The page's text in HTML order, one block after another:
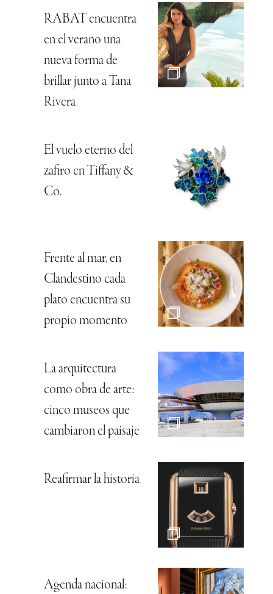
RABAT encuentra
en el verano una
nueva forma de
brillar junto a Tana
Rivera
El vuelo eterno del
zafiro en Tiffany &
Co.
Frente al mar, en
Clandestino cada
plato encuentra su
propio momento
La arquitectura
como obra de arte:
cinco museos que
cambiaron el paisaje
Reafirmar la historia
Agenda nacional: